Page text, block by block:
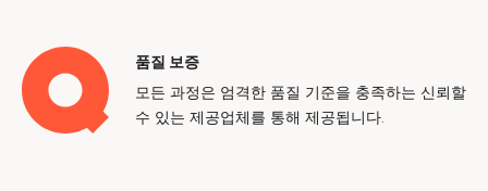
품질 보증
모든 과정은 엄격한 품질 기준을 충족하는 신뢰할
수 있는 제공업체를 통해 제공됩니다.